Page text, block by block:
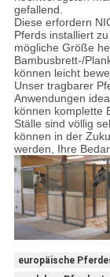
gefallend.
Diese erfordern
Pferds installiert
mögliche Größe
Bambusbrett-/
können leicht
Unser tragbarer
Anwendungen
können komplette
Ställe sind völlig
können in der
werden, Ihre
europäische